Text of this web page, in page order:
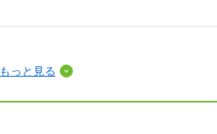
もっと見る